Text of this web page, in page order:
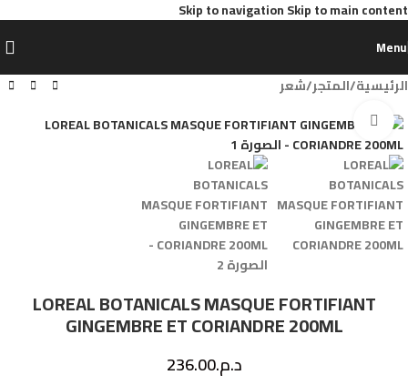
Skip to navigationSkip to main content
Menu
الرئيسية/المتجر/شعر
Click to enlarge
LOREAL BOTANICALS MASQUE FORTIFIANT
GINGEMBRE ET CORIANDRE 200ML
د.م.236.00